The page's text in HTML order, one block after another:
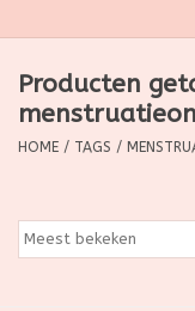
Grimeermateriaal
Eten/Drinken
Producten
HOME / TAGS /